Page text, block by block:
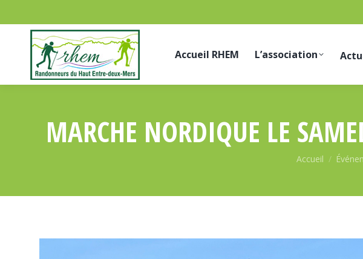
Accueil RHEM L’association
MARCHE NORDIQUE LE
Vous êtes ici :
Accueil